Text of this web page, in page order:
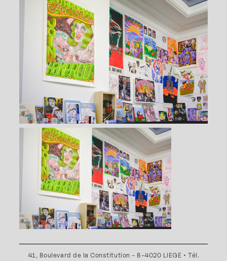
41, Boulevard de la Constitution - B-4020 LIEGE • Tél.